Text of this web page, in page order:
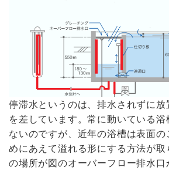
停滞水というのは、排水されずに放
を差しています。常に動いている浴
ないのですが、近年の浴槽は表面の
めにあえて溢れる形にする方法が取
の場所が図のオーバーフロー排水口